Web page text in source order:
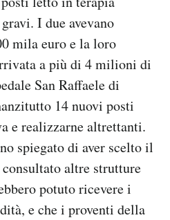
I due avevano
mila euro e la loro
a più di 4 milioni di
San Raffaele di
14 nuovi posti
e realizzarne altrettanti.
spiegato di aver scelto il
consultato altre strutture
potuto ricevere i
e che i proventi della